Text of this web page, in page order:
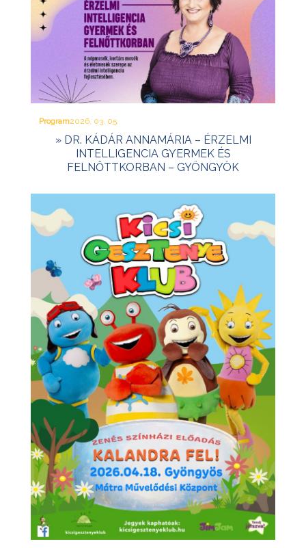
Program2026. 03. 05.
» DR. KÁDÁR ANNAMÁRIA – ÉRZELMI
INTELLIGENCIA GYERMEK ÉS
FELNŐTTKORBAN – GYÖNGYÖK